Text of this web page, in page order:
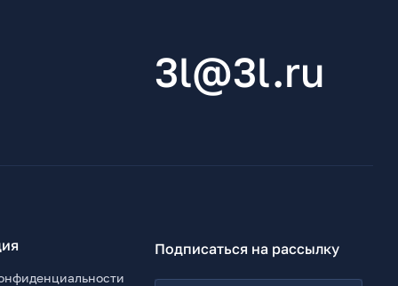
3l@3l.ru
Подписаться на рассылку